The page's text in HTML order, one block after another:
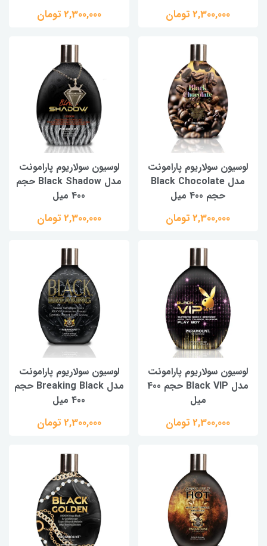
2,300,000 تومان 2,300,000 تومان
لوسیون سولاریوم پارامونت
مدل Black Chocolate
حجم 400 میل
2,300,000 تومان
لوسیون سولاریوم پارامونت
مدل Black Shadow حجم
400 میل
2,300,000 تومان
لوسیون سولاریوم پارامونت
مدل Black VIP حجم 400
میل
2,300,000 تومان
لوسیون سولاریوم پارامونت
مدل Breaking Black حجم
400 میل
2,300,000 تومان